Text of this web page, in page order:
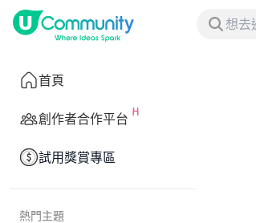
首頁
創作者合作平台
試用獎賞專區
熱門主題